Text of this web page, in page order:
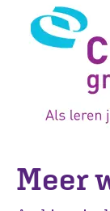
Meer